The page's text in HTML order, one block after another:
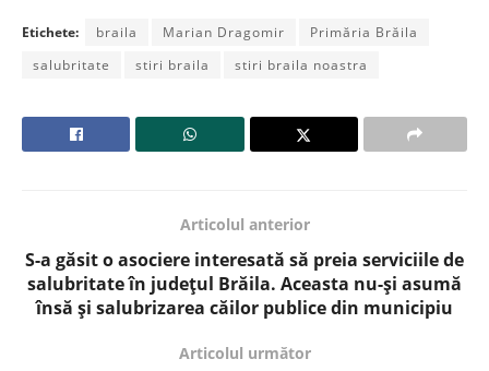
Etichete: braila Marian Dragomir
Primăria Brăila
salubritate
stiri braila stiri braila noastra
Articolul anterior
S-a găsit o asociere interesată să preia serviciile de
salubritate în județul Brăila. Aceasta nu-și asumă
însă și salubrizarea căilor publice din municipiu
Articolul următor